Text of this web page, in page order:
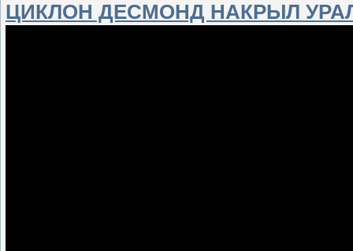
ЦИКЛОН ДЕСМОНД НАКРЫЛ